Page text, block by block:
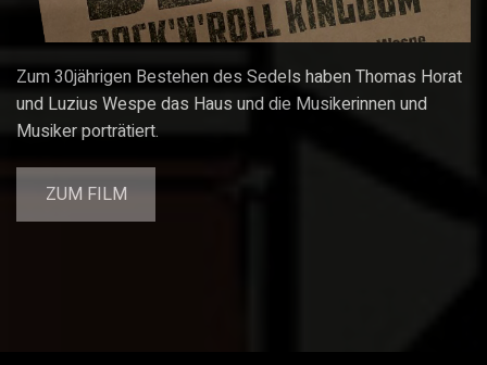
Zum 30jährigen Bestehen des Sedels haben Thomas Horat
und Luzius Wespe das Haus und die Musikerinnen und
Musiker porträtiert.
ZUM FILM